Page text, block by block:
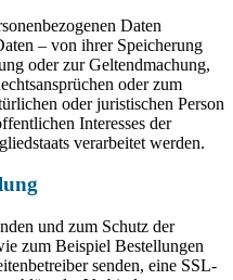
Daten
– von ihrer Speicherung
oder zur Geltendmachung,
oder zum
oder juristischen Person
Interesses der
verarbeitet werden.
und zum Schutz der
zum Beispiel Bestellungen
senden, eine SSL-